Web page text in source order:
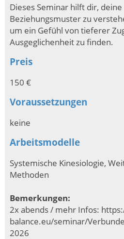
Dieses Seminar hilft dir, deine
Beziehungsmuster zu
um ein Gefühl von tieferer
Ausgeglichenheit zu finden.
Preis
150 €
Voraussetzungen
keine
Arbeitsmodelle
Systemische Kinesiologie,
Methoden
Bemerkungen:
2x abends / mehr Infos:
balance.eu/seminar/
2026